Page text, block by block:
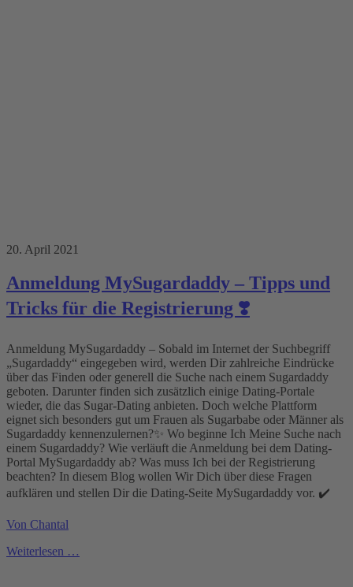
20. April 2021
Anmeldung MySugardaddy – Tipps und
Tricks für die Registrierung ❣️
Anmeldung MySugardaddy – Sobald im Internet der Suchbegriff
„Sugardaddy“ eingegeben wird, werden Dir zahlreiche Eindrücke
über das Finden oder generell die Suche nach einem Sugardaddy
geboten. Darunter finden sich zusätzlich einige Dating-Portale
wieder, die das Sugar-Dating anbieten. Doch welche Plattform
eignet sich besonders gut um Frauen als Sugarbabe oder Männer als
Sugardaddy kennenzulernen?✨ Wo beginne Ich Meine Suche nach
einem Sugardaddy? Wie verläuft die Anmeldung bei dem Dating-
Portal MySugardaddy ab? Was muss Ich bei der Registrierung
beachten? In diesem Blog wollen Wir Dich über diese Fragen
aufklären und stellen Dir die Dating-Seite MySugardaddy vor. ✔️
Von Chantal
Weiterlesen …